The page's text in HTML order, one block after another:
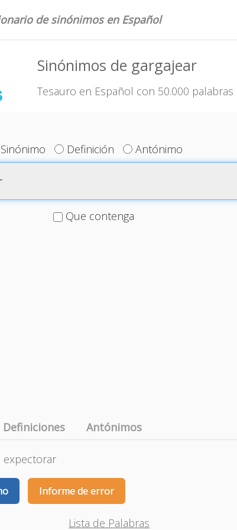
de sinónimos en Español
Sinónimos de gargajear
Tesauro en Español con 50.000 palabras
Sinónimo Definición Antónimo
Que contenga
Definiciones Antónimos
expectorar
Informe de error
Lista de Palabras